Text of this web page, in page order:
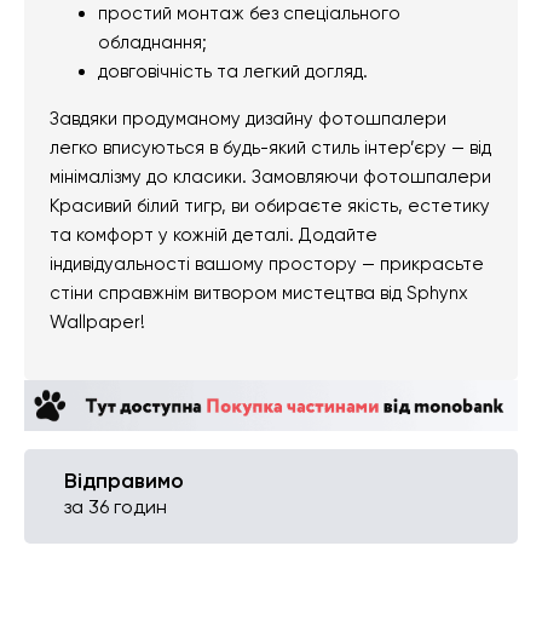
простий монтаж без спеціального
обладнання;
довговічність та легкий догляд.
Завдяки продуманому дизайну фотошпалери
легко вписуються в будь-який стиль інтер’єру — від
мінімалізму до класики. Замовляючи фотошпалери
Красивий білий тигр, ви обираєте якість, естетику
та комфорт у кожній деталі. Додайте
індивідуальності вашому простору — прикрасьте
стіни справжнім витвором мистецтва від Sphynx
Wallpaper!
Відправимо
за 36 годин